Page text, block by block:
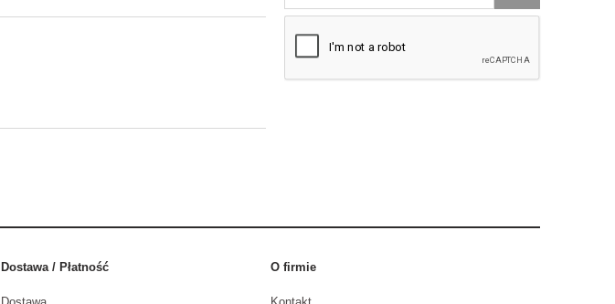
Dostawa / Płatność O firmie